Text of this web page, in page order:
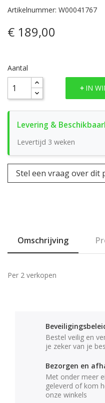
Artikelnummer: W00041767
€ 189,00
Aantal
IN
Levertijd 3 weken
Stel een vraag over dit
Omschrijving
Per 2 verkopen
Bestel veilig en
je zeker van je
Bezorgen en
Met onder meer
geleverd of kom
onze winkels